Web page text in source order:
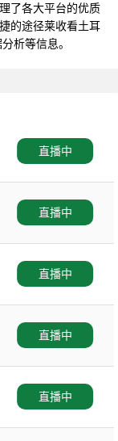
了各大平台的优质
的途径莱收看土耳
析等信息。
直播中
直播中
直播中
直播中
直播中